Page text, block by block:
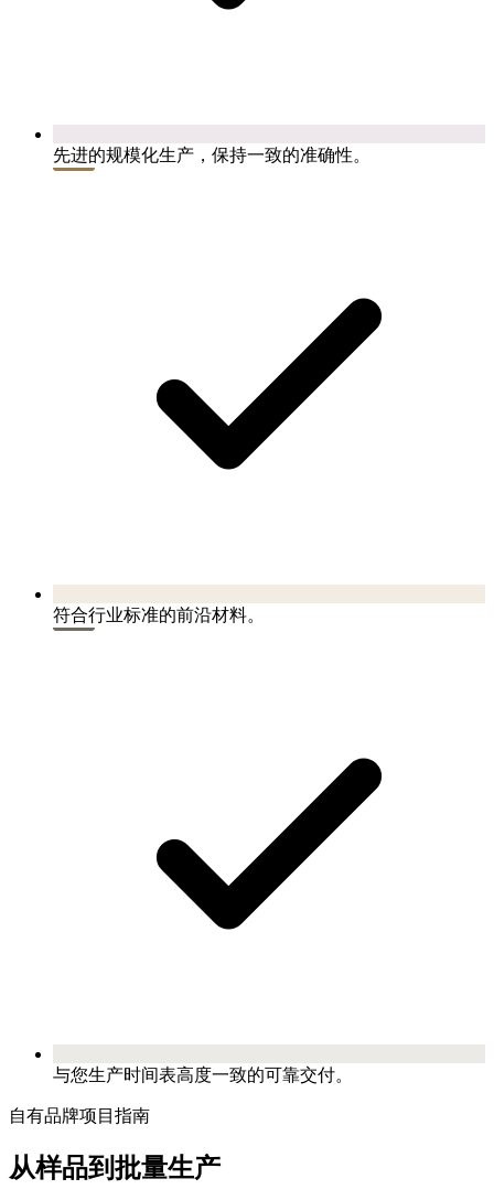
先进的规模化生产，保持一致的准确性。
符合行业标准的前沿材料。
与您生产时间表高度一致的可靠交付。
自有品牌项目指南
从样品到批量生产